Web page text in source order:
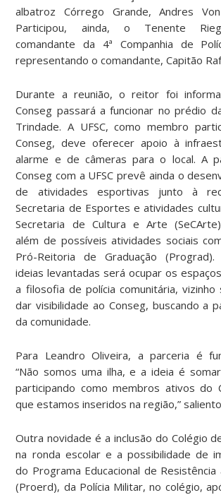
albatroz Córrego Grande, Andres
Participou, ainda, o Tenente
comandante da 4ª Companhia de
representando o comandante, Capitão
Durante a reunião, o reitor foi
Conseg passará a funcionar no prédio
Trindade. A UFSC, como membro
Conseg, deve oferecer apoio à
alarme e de câmeras para o local. A
Conseg com a UFSC prevê ainda o
de atividades esportivas junto à
Secretaria de Esportes e atividades
Secretaria de Cultura e Arte
além de possíveis atividades sociais
Pró-Reitoria de Graduação
ideias levantadas será ocupar os
a filosofia de polícia comunitária, vizinho
dar visibilidade ao Conseg, buscando a
da comunidade.
Para Leandro Oliveira, a parceria é
“Não somos uma ilha, e a ideia é
participando como membros ativos do
que estamos inseridos na região,”
Outra novidade é a inclusão do Colégio
na ronda escolar e a possibilidade de
do Programa Educacional de Resistência
(Proerd), da Polícia Militar, no colégio,